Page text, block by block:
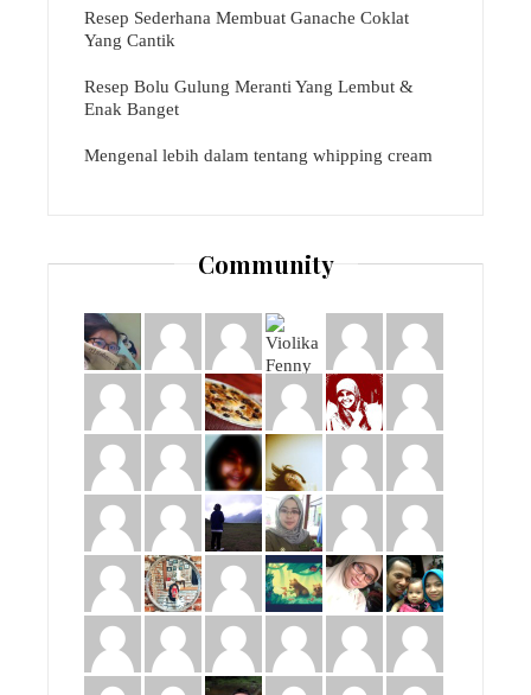
Resep Sederhana Membuat Ganache Coklat
Yang Cantik
Resep Bolu Gulung Meranti Yang Lembut &
Enak Banget
Mengenal lebih dalam tentang whipping cream
Community